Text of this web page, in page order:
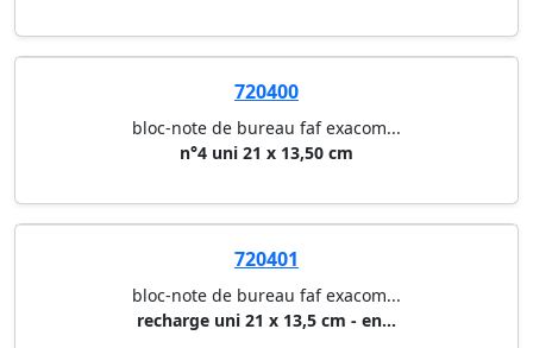
ligne 8 mm
720400
n°4 uni 21 x 13,50 cm